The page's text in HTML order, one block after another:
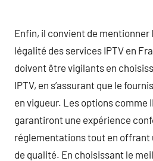
Enfin, il convient de mentionner
légalité des services IPTV en
doivent être vigilants en
IPTV, en s’assurant que le
en vigueur. Les options comme
garantiront une expérience
réglementations tout en offrant
de qualité. En choisissant le